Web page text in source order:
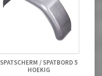
SPATSCHERM / SPATBORD 5
HOEKIG